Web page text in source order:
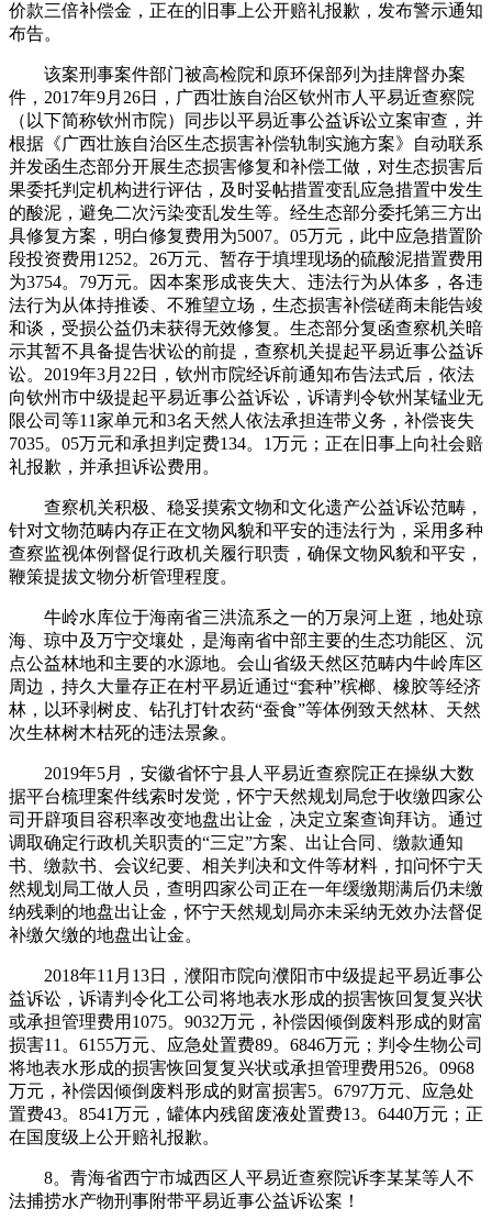
价款三倍补偿金，正在的旧事上公开赔礼报歉，发布警示通知
布告。
该案刑事案件部门被高检院和原环保部列为挂牌督办案
件，2017年9月26日，广西壮族自治区钦州市人平易近查察院
（以下简称钦州市院）同步以平易近事公益诉讼立案审查，并
根据《广西壮族自治区生态损害补偿轨制实施方案》自动联系
并发函生态部分开展生态损害修复和补偿工做，对生态损害后
果委托判定机构进行评估，及时妥帖措置变乱应急措置中发生
的酸泥，避免二次污染变乱发生等。经生态部分委托第三方出
具修复方案，明白修复费用为5007。05万元，此中应急措置阶
段投资费用1252。26万元、暂存于填埋现场的硫酸泥措置费用
为3754。79万元。因本案形成丧失大、违法行为从体多，各违
法行为从体持推诿、不雅望立场，生态损害补偿磋商未能告竣
和谈，受损公益仍未获得无效修复。生态部分复函查察机关暗
示其暂不具备提告状讼的前提，查察机关提起平易近事公益诉
讼。2019年3月22日，钦州市院经诉前通知布告法式后，依法
向钦州市中级提起平易近事公益诉讼，诉请判令钦州某锰业无
限公司等11家单元和3名天然人依法承担连带义务，补偿丧失
7035。05万元和承担判定费134。1万元；正在旧事上向社会赔
礼报歉，并承担诉讼费用。
查察机关积极、稳妥摸索文物和文化遗产公益诉讼范畴，
针对文物范畴内存正在文物风貌和平安的违法行为，采用多种
查察监视体例督促行政机关履行职责，确保文物风貌和平安，
鞭策提拔文物分析管理程度。
牛岭水库位于海南省三洪流系之一的万泉河上逛，地处琼
海、琼中及万宁交壤处，是海南省中部主要的生态功能区、沉
点公益林地和主要的水源地。会山省级天然区范畴内牛岭库区
周边，持久大量存正在村平易近通过“套种”槟榔、橡胶等经济
林，以环剥树皮、钻孔打针农药“蚕食”等体例致天然林、天然
次生林树木枯死的违法景象。
2019年5月，安徽省怀宁县人平易近查察院正在操纵大数
据平台梳理案件线索时发觉，怀宁天然规划局怠于收缴四家公
司开辟项目容积率改变地盘出让金，决定立案查询拜访。通过
调取确定行政机关职责的“三定”方案、出让合同、缴款通知
书、缴款书、会议纪要、相关判决和文件等材料，扣问怀宁天
然规划局工做人员，查明四家公司正在一年缓缴期满后仍未缴
纳残剩的地盘出让金，怀宁天然规划局亦未采纳无效办法督促
补缴欠缴的地盘出让金。
2018年11月13日，濮阳市院向濮阳市中级提起平易近事公
益诉讼，诉请判令化工公司将地表水形成的损害恢回复复兴状
或承担管理费用1075。9032万元，补偿因倾倒废料形成的财富
损害11。6155万元、应急处置费89。6846万元；判令生物公司
将地表水形成的损害恢回复复兴状或承担管理费用526。0968
万元，补偿因倾倒废料形成的财富损害5。6797万元、应急处
置费43。8541万元，罐体内残留废液处置费13。6440万元；正
在国度级上公开赔礼报歉。
8。青海省西宁市城西区人平易近查察院诉李某某等人不
法捕捞水产物刑事附带平易近事公益诉讼案！